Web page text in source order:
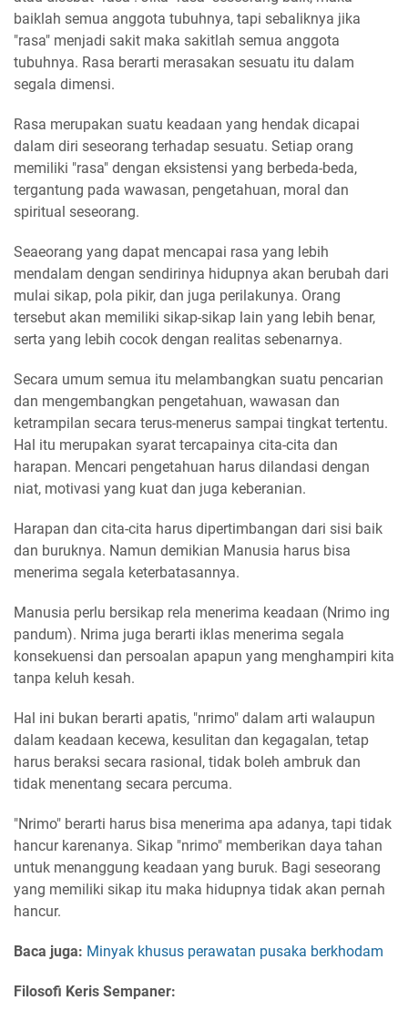
baiklah semua anggota tubuhnya, tapi sebaliknya jika
"rasa" menjadi sakit maka sakitlah semua anggota
tubuhnya. Rasa berarti merasakan sesuatu itu dalam
segala dimensi.
Rasa merupakan suatu keadaan yang hendak dicapai
dalam diri seseorang terhadap sesuatu. Setiap orang
memiliki "rasa" dengan eksistensi yang berbeda-beda,
tergantung pada wawasan, pengetahuan, moral dan
spiritual seseorang.
Seaeorang yang dapat mencapai rasa yang lebih
mendalam dengan sendirinya hidupnya akan berubah dari
mulai sikap, pola pikir, dan juga perilakunya. Orang
tersebut akan memiliki sikap-sikap lain yang lebih benar,
serta yang lebih cocok dengan realitas sebenarnya.
Secara umum semua itu melambangkan suatu pencarian
dan mengembangkan pengetahuan, wawasan dan
ketrampilan secara terus-menerus sampai tingkat tertentu.
Hal itu merupakan syarat tercapainya cita-cita dan
harapan. Mencari pengetahuan harus dilandasi dengan
niat, motivasi yang kuat dan juga keberanian.
Harapan dan cita-cita harus dipertimbangan dari sisi baik
dan buruknya. Namun demikian Manusia harus bisa
menerima segala keterbatasannya.
Manusia perlu bersikap rela menerima keadaan (Nrimo ing
pandum). Nrima juga berarti iklas menerima segala
konsekuensi dan persoalan apapun yang menghampiri kita
tanpa keluh kesah.
Hal ini bukan berarti apatis, "nrimo" dalam arti walaupun
dalam keadaan kecewa, kesulitan dan kegagalan, tetap
harus beraksi secara rasional, tidak boleh ambruk dan
tidak menentang secara percuma.
"Nrimo" berarti harus bisa menerima apa adanya, tapi tidak
hancur karenanya. Sikap "nrimo" memberikan daya tahan
untuk menanggung keadaan yang buruk. Bagi seseorang
yang memiliki sikap itu maka hidupnya tidak akan pernah
hancur.
Baca juga: Minyak khusus perawatan pusaka berkhodam
Filosofi Keris Sempaner: